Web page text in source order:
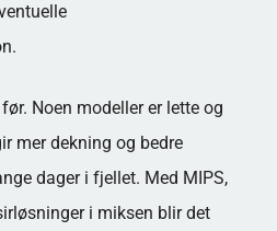
Noen modeller er lette og
mer dekning og bedre
dager i fjellet. Med MIPS,
i miksen blir det